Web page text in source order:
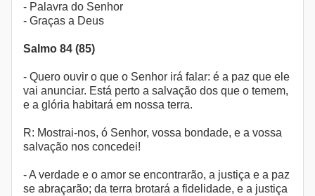
- Palavra do Senhor
- Graças a Deus
Salmo 84 (85)
- Quero ouvir o que o Senhor irá falar: é a paz que ele
vai anunciar. Está perto a salvação dos que o temem,
e a glória habitará em nossa terra.
R: Mostrai-nos, ó Senhor, vossa bondade, e a vossa
salvação nos concedei!
- A verdade e o amor se encontrarão, a justiça e a paz
se abraçarão; da terra brotará a fidelidade, e a justiça